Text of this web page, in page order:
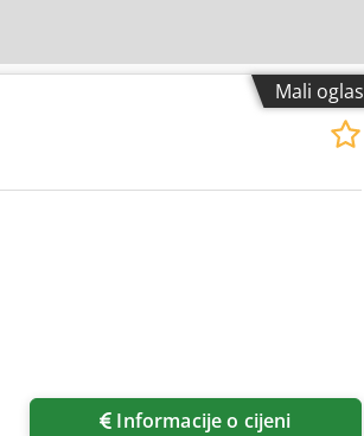
Mali oglas
Informacije o cijeni